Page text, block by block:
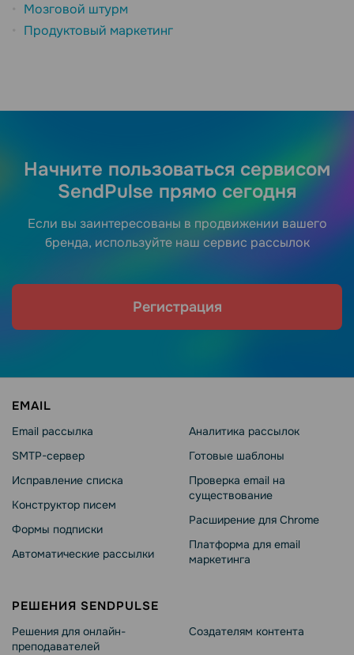
Мозговой штурм
Продуктовый маркетинг
Начните пользоваться сервисом
SendPulse прямо сегодня
Если вы заинтересованы в продвижении вашего
бренда, используйте наш сервис рассылок
Регистрация
EMAIL
Email рассылка
SMTP-сервер
Исправление списка
Конструктор писем
Формы подписки
Автоматические рассылки
Аналитика рассылок
Готовые шаблоны
Проверка email на
существование
Расширение для Chrome
Платформа для email
маркетинга
РЕШЕНИЯ SENDPULSE
Решения для онлайн-
преподавателей
Создателям контента